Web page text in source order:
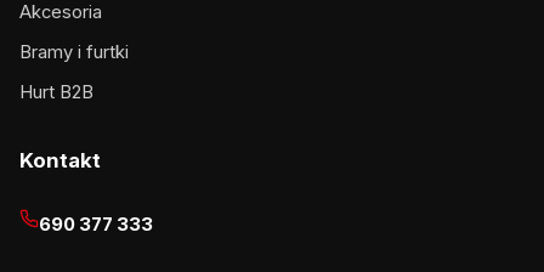
Akcesoria
Bramy i furtki
Hurt B2B
Kontakt
690 377 333